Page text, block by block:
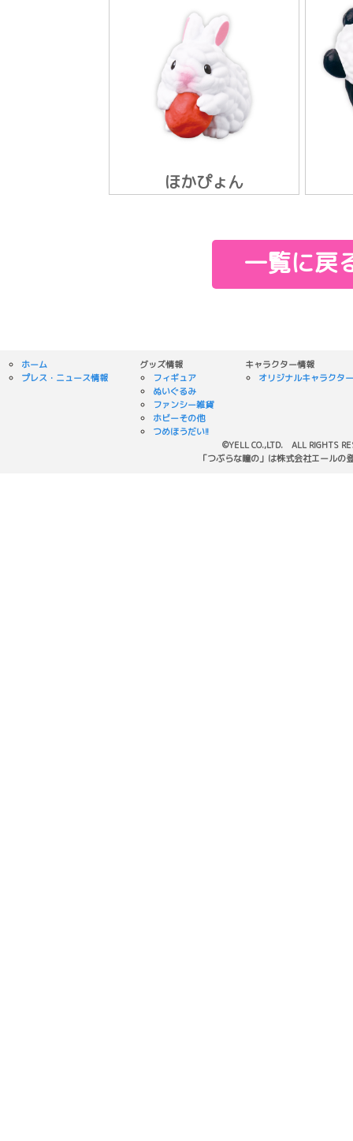
ほかぴょん
一覧に戻
ホーム
プレス・ニュース情報
グッズ情報
フィギュア
ぬいぐるみ
ファンシー雑貨
ホビーその他
つめほうだい!!
キャラクター情報
オリジナルキャラクター
©YELL CO.,LTD. ALL RIGHTS
「つぶらな瞳の」は株式会社エールの